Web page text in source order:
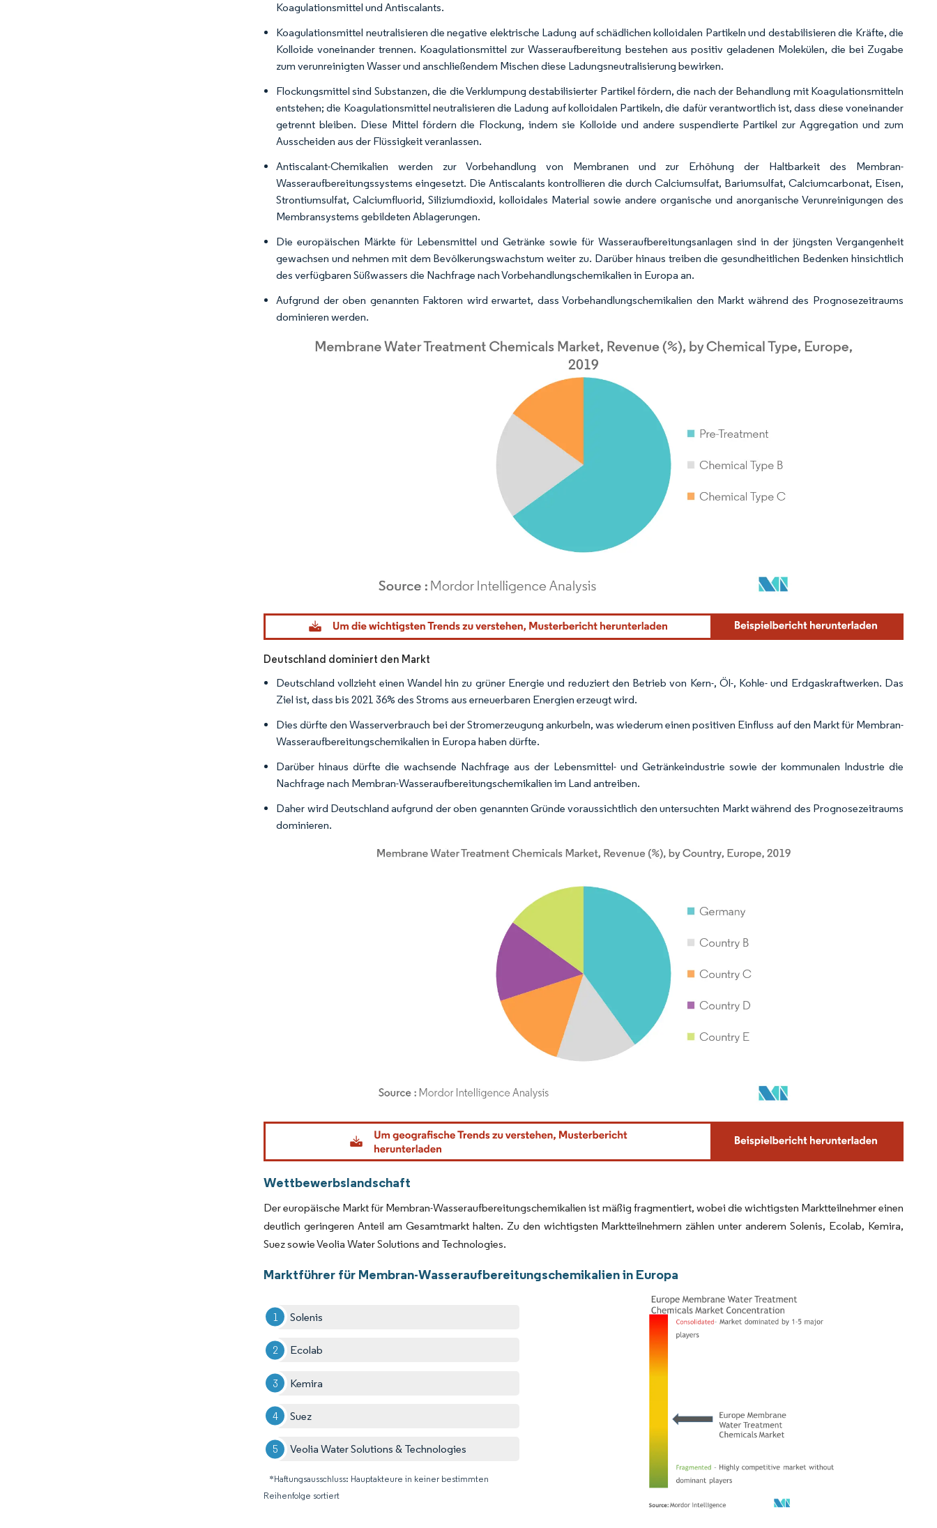
Koagulationsmittel und Antiscalants.
Koagulationsmittel neutralisieren die negative elektrische Ladung auf schädlichen kolloidalen Partikeln und destabilisieren die Kräfte, die
Kolloide voneinander trennen. Koagulationsmittel zur Wasseraufbereitung bestehen aus positiv geladenen Molekülen, die bei Zugabe
zum verunreinigten Wasser und anschließendem Mischen diese Ladungsneutralisierung bewirken.
Flockungsmittel sind Substanzen, die die Verklumpung destabilisierter Partikel fördern, die nach der Behandlung mit Koagulationsmitteln
entstehen; die Koagulationsmittel neutralisieren die Ladung auf kolloidalen Partikeln, die dafür verantwortlich ist, dass diese voneinander
getrennt bleiben. Diese Mittel fördern die Flockung, indem sie Kolloide und andere suspendierte Partikel zur Aggregation und zum
Ausscheiden aus der Flüssigkeit veranlassen.
Antiscalant-Chemikalien werden zur Vorbehandlung von Membranen und zur Erhöhung der Haltbarkeit des Membran-
Wasseraufbereitungssystems eingesetzt. Die Antiscalants kontrollieren die durch Calciumsulfat, Bariumsulfat, Calciumcarbonat, Eisen,
Strontiumsulfat, Calciumfluorid, Siliziumdioxid, kolloidales Material sowie andere organische und anorganische Verunreinigungen des
Membransystems gebildeten Ablagerungen.
Die europäischen Märkte für Lebensmittel und Getränke sowie für Wasseraufbereitungsanlagen sind in der jüngsten Vergangenheit
gewachsen und nehmen mit dem Bevölkerungswachstum weiter zu. Darüber hinaus treiben die gesundheitlichen Bedenken hinsichtlich
des verfügbaren Süßwassers die Nachfrage nach Vorbehandlungschemikalien in Europa an.
Aufgrund der oben genannten Faktoren wird erwartet, dass Vorbehandlungschemikalien den Markt während des Prognosezeitraums
dominieren werden.
Bild © Mordor Intelligence. Wiederverwendung erfordert Namensnennung gemäß CC BY 4.0.
Deutschland dominiert den Markt
Deutschland vollzieht einen Wandel hin zu grüner Energie und reduziert den Betrieb von Kern-, Öl-, Kohle- und Erdgaskraftwerken. Das
Ziel ist, dass bis 2021 36% des Stroms aus erneuerbaren Energien erzeugt wird.
Dies dürfte den Wasserverbrauch bei der Stromerzeugung ankurbeln, was wiederum einen positiven Einfluss auf den Markt für Membran-
Wasseraufbereitungschemikalien in Europa haben dürfte.
Darüber hinaus dürfte die wachsende Nachfrage aus der Lebensmittel- und Getränkeindustrie sowie der kommunalen Industrie die
Nachfrage nach Membran-Wasseraufbereitungschemikalien im Land antreiben.
Daher wird Deutschland aufgrund der oben genannten Gründe voraussichtlich den untersuchten Markt während des Prognosezeitraums
dominieren.
Bild © Mordor Intelligence. Wiederverwendung erfordert Namensnennung gemäß CC BY 4.0.
Wettbewerbslandschaft
Der europäische Markt für Membran-Wasseraufbereitungschemikalien ist mäßig fragmentiert, wobei die wichtigsten Marktteilnehmer einen
deutlich geringeren Anteil am Gesamtmarkt halten. Zu den wichtigsten Marktteilnehmern zählen unter anderem Solenis, Ecolab, Kemira,
Suez sowie Veolia Water Solutions and Technologies.
Marktführer für Membran-Wasseraufbereitungschemikalien in Europa
Solenis
Ecolab
Kemira
Suez
Veolia Water Solutions & Technologies
*Haftungsausschluss: Hauptakteure in keiner bestimmten
Reihenfolge sortiert